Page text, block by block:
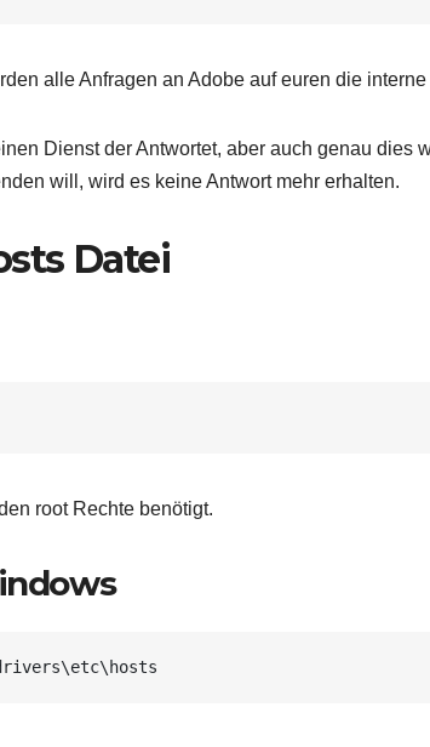
alle Anfragen an Adobe auf euren die
Dienst der Antwortet, aber auch genau dies
will, wird es keine Antwort mehr erhalten.
Datei
root Rechte benötigt.